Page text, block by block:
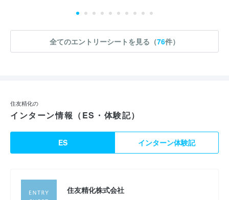
全てのエントリーシートを見る（76件）
住友精化の
インターン情報（ES・体験記）
ES インターン体験記
住友精化株式会社